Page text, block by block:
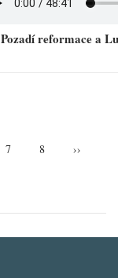
reformace a
Page
7 Page
8 ››